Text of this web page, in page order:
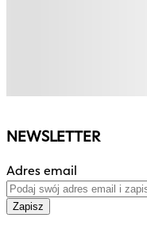
NEWSLETTER
Adres email
Zapisz